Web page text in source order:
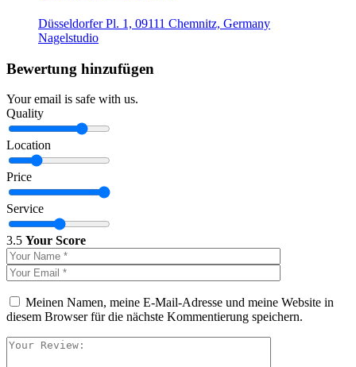
Düsseldorfer Pl. 1, 09111 Chemnitz, Germany
Nagelstudio
Bewertung hinzufügen
Your email is safe with us.
Quality
Location
Price
Service
3.5 Your Score
Meinen Namen, meine E-Mail-Adresse und meine Website in
diesem Browser für die nächste Kommentierung speichern.